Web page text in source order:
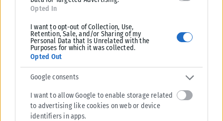
Opted In
I want to opt-out of Collection, Use,
Retention, Sale, and/or Sharing of my
Personal Data that Is Unrelated with the
Purposes for which it was collected.
Opted Out
Google consents
I want to allow Google to enable storage related
to advertising like cookies on web or device
identifiers in apps.